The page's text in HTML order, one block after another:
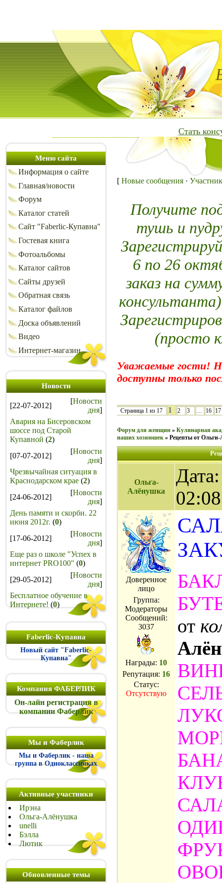
Стать
Меню сайта
Информация о сайте
Главная/новости
Форум
Каталог статей
Сайт "Faberlic-Купавна"
Гостевая книга
Фотоальбомы
Каталог сайтов
Сайты друзей
Обратная связь
Каталог файлов
Доска объявлений
Видео
Интернет-магазин
Новости
[22-07-2012]
[Новости
дня]
Авария на Бисеровском
шоссе под Старой
Купавной (2)
[07-07-2012]
[Новости
дня]
Чрезвычайная ситуация в
Краснодарском крае (2)
[24-06-2012]
[Новости
дня]
День памяти и скорби. 22
июня 2012г. (0)
[17-06-2012]
[Новости
дня]
Еще раз о школе "Успех в
интернет PRO100" (0)
[29-05-2012]
[Новости
дня]
Бесплатное обучение в
Интернете! (0)
Faberlic-Купавна
Новый сайт "Faberlic-
Купавна"
Компания ФАБЕРЛИК
Он-лайн регистрация в
компании Фаберлик
Мы и Фаберлик
Мы и Фаберлик - наша
группа в Одноклассниках
Активные участники
Ирэна
Ольга-Алёнушка
unelli
Бэлла
Лютик
Обновленные темы
[ Новые сообщения ·
Получите
тушь и
6 по 26
заказ на
(просто
Уважаемые гости!
доступны только
Страница 1 из 17 1 2 3 … 16 17
Форум для женщин » Кулинарная
наших хозяюшек » Рецепты от
Ольга-
Алёнушка
Доверенное
лицо
Группа:
Модераторы
Сообщений:
3037
Награды: 10
Репутация: 16
Статус:
Отсутствую
от